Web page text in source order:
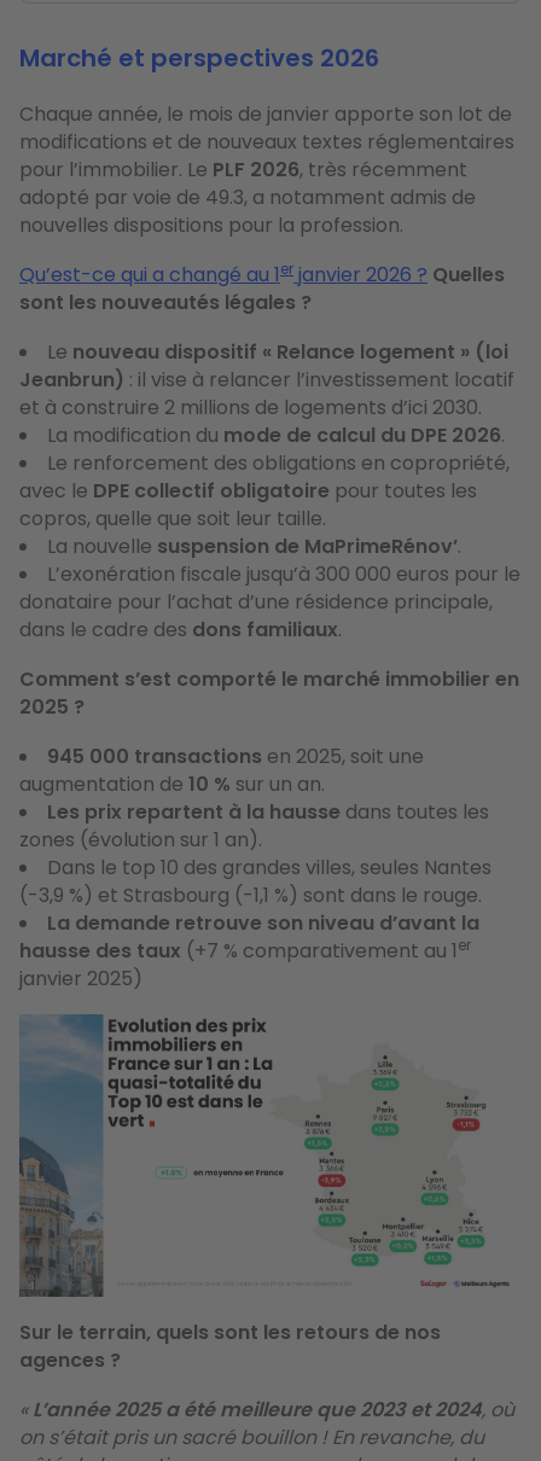
Marché et perspectives 2026
Chaque année, le mois de janvier apporte son lot de
modifications et de nouveaux textes réglementaires
pour l’immobilier. Le PLF 2026, très récemment
adopté par voie de 49.3, a notamment admis de
nouvelles dispositions pour la profession.
Qu’est-ce qui a changé au 1er janvier 2026 ? Quelles
sont les nouveautés légales ?
Le nouveau dispositif « Relance logement » (loi
Jeanbrun) : il vise à relancer l’investissement locatif
et à construire 2 millions de logements d’ici 2030.
La modification du mode de calcul du DPE 2026.
Le renforcement des obligations en copropriété,
avec le DPE collectif obligatoire pour toutes les
copros, quelle que soit leur taille.
La nouvelle suspension de MaPrimeRénov’.
L’exonération fiscale jusqu’à 300 000 euros pour le
donataire pour l’achat d’une résidence principale,
dans le cadre des dons familiaux.
Comment s’est comporté le marché immobilier en
2025 ?
945 000 transactions en 2025, soit une
augmentation de 10 % sur un an.
Les prix repartent à la hausse dans toutes les
zones (évolution sur 1 an).
Dans le top 10 des grandes villes, seules Nantes
(-3,9 %) et Strasbourg (-1,1 %) sont dans le rouge.
La demande retrouve son niveau d’avant la
hausse des taux (+7 % comparativement au 1er
janvier 2025)
Sur le terrain, quels sont les retours de nos
agences ?
«L’année 2025 a été meilleure que 2023 et 2024, où
on s’était pris un sacré bouillon ! En revanche, du